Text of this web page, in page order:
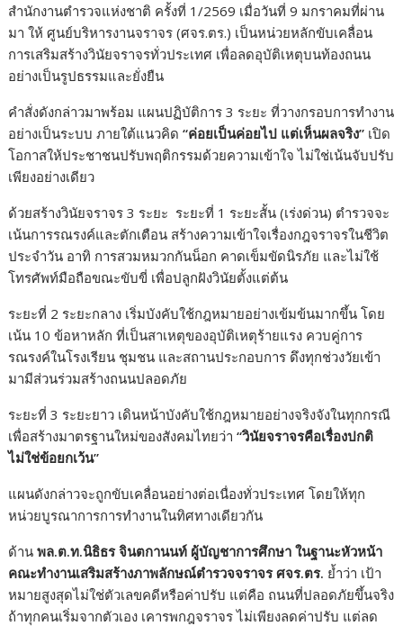
สำนักงานตำรวจแห่งชาติ ครั้งที่ 1/2569 เมื่อวันที่ 9 มกราคมที่ผ่าน
มา ให้ ศูนย์บริหารงานจราจร (ศจร.ตร.) เป็นหน่วยหลักขับเคลื่อน
การเสริมสร้างวินัยจราจรทั่วประเทศ เพื่อลดอุบัติเหตุบนท้องถนน
อย่างเป็นรูปธรรมและยั่งยืน
คำสั่งดังกล่าวมาพร้อม แผนปฏิบัติการ 3 ระยะ ที่วางกรอบการทำงาน
อย่างเป็นระบบ ภายใต้แนวคิด“ค่อยเป็นค่อยไป แต่เห็นผลจริง” เปิด
โอกาสให้ประชาชนปรับพฤติกรรมด้วยความเข้าใจ ไม่ใช่เน้นจับปรับ
เพียงอย่างเดียว
ด้วยสร้างวินัยจราจร 3 ระยะ ระยะที่ 1 ระยะสั้น (เร่งด่วน) ตำรวจจะ
เน้นการรณรงค์และตักเตือน สร้างความเข้าใจเรื่องกฎจราจรในชีวิต
ประจำวัน อาทิ การสวมหมวกกันน็อก คาดเข็มขัดนิรภัย และไม่ใช้
โทรศัพท์มือถือขณะขับขี่ เพื่อปลูกฝังวินัยตั้งแต่ต้น
ระยะที่ 2 ระยะกลาง เริ่มบังคับใช้กฎหมายอย่างเข้มข้นมากขึ้น โดย
เน้น 10 ข้อหาหลัก ที่เป็นสาเหตุของอุบัติเหตุร้ายแรง ควบคู่การ
รณรงค์ในโรงเรียน ชุมชน และสถานประกอบการ ดึงทุกช่วงวัยเข้า
มามีส่วนร่วมสร้างถนนปลอดภัย
ระยะที่ 3 ระยะยาว เดินหน้าบังคับใช้กฎหมายอย่างจริงจังในทุกกรณี
เพื่อสร้างมาตรฐานใหม่ของสังคมไทยว่า“วินัยจราจรคือเรื่องปกติ
ไม่ใช่ข้อยกเว้น”
แผนดังกล่าวจะถูกขับเคลื่อนอย่างต่อเนื่องทั่วประเทศ โดยให้ทุก
หน่วยบูรณาการการทำงานในทิศทางเดียวกัน
ด้านพล.ต.ท.นิธิธร จินตกานนท์ ผู้บัญชาการศึกษา ในฐานะหัวหน้า
คณะทำงานเสริมสร้างภาพลักษณ์ตำรวจจราจร ศจร.ตร. ย้ำว่า เป้า
หมายสูงสุดไม่ใช่ตัวเลขคดีหรือค่าปรับ แต่คือ ถนนที่ปลอดภัยขึ้นจริง
ถ้าทุกคนเริ่มจากตัวเอง เคารพกฎจราจร ไม่เพียงลดค่าปรับ แต่ลด